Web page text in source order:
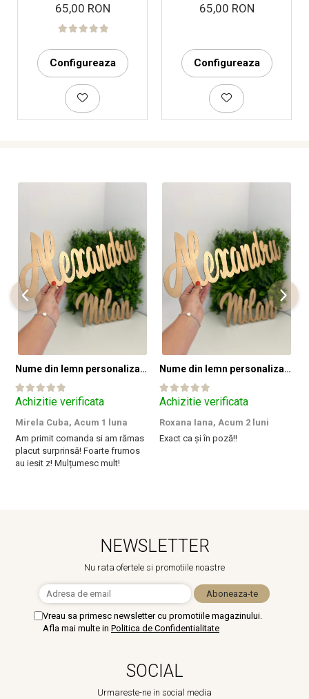
65,00 RON
Configureaza
65,00 RON
Configureaza
Nume din lemn personalizate pentru panouri foto și baloane - Pret 1 NUME
Achizitie verificata
Mirela Cuba, Acum 1 luna
Am primit comanda si am rămas
placut surprinsă! Foarte frumos
au iesit z! Mulțumesc mult!
Nume din lemn personalizate pentru panouri foto și baloane - Pret 1 NUME
Achizitie verificata
Roxana Iana, Acum 2 luni
Exact ca și în poză!!
NEWSLETTER
Nu rata ofertele si promotiile noastre
Vreau sa primesc newsletter cu promotiile magazinului.
Afla mai multe in Politica de Confidentialitate
SOCIAL
Urmareste-ne in social media